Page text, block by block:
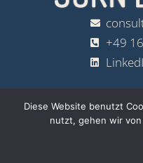
+49
Copyright ©2023 Jörn
Diese Website benutzt
nutzt, gehen wir